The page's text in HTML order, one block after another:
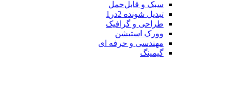
سبک و قابل‌حمل
تبدیل شونده 2در1
طراحی و گرافیک
وورک استیشن
مهندسی و حرفه ای
گیمینگ